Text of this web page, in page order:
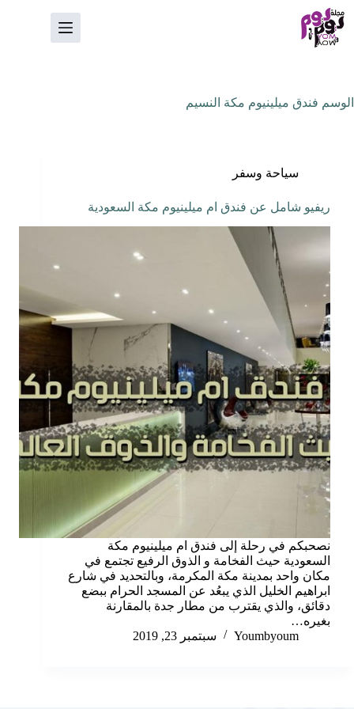
التجاوز
إلى
المحتوى
الوسم فندق ميلينيوم مكة النسيم
سياحة وسفر
ريفيو شامل عن فندق ام ميلينيوم مكة السعودية
نصحبكم في رحلة إلى فندق ام ميلينيوم مكة
السعودية حيث الفخامة و الذوق الرفيع تجتمع في
مكان واحد بمدينة مكة المكرمة، وبالتحديد في شارع
ابراهيم الخليل الذي يبعُد عن المسجد الحرام ببضع
دقائق، والذي يقترب من مطار جدة بالمقارنة
بغيره…
Youmbyoum
سبتمبر 23, 2019